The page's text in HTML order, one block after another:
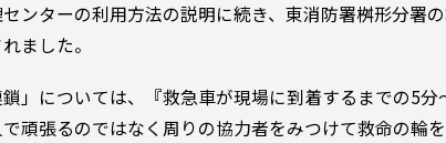
ンターの利用方法の説明に続き、東消防署桝形分署
ました。
」については、『救急車が現場に到着するまでの5
頑張るのではなく周りの協力者をみつけて救命の輪